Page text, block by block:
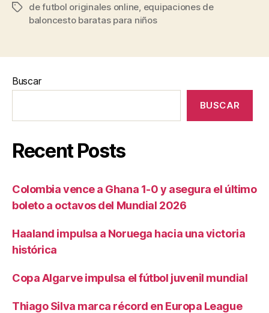
Etiquetas
de futbol originales online equipaciones de
baloncesto baratas para niños
Buscar
BUSCAR
Recent Posts
Colombia vence a Ghana 1-0 y asegura el último
boleto a octavos del Mundial 2026
Haaland impulsa a Noruega hacia una victoria
histórica
Copa Algarve impulsa el fútbol juvenil mundial
Thiago Silva marca récord en Europa League